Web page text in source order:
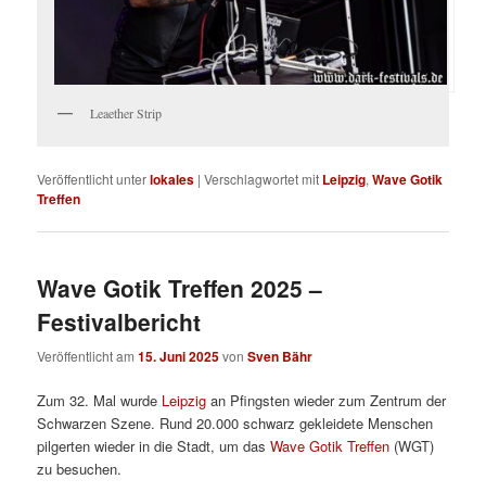
Leaether Strip
Veröffentlicht unterlokales |Verschlagwortet mit Leipzig,Wave Gotik
Treffen
Wave Gotik Treffen 2025 –
Festivalbericht
Veröffentlicht am15. Juni 2025vonSven Bähr
Zum 32. Mal wurde Leipzig an Pfingsten wieder zum Zentrum der
Schwarzen Szene. Rund 20.000 schwarz gekleidete Menschen
pilgerten wieder in die Stadt, um dasWave Gotik Treffen (WGT)
zu besuchen.